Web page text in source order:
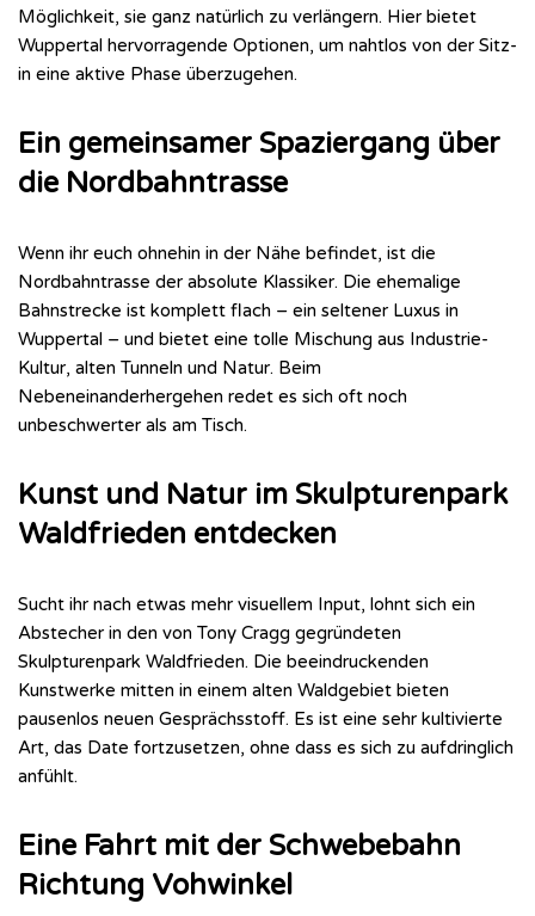
Möglichkeit, sie ganz natürlich zu verlängern. Hier bietet
Wuppertal hervorragende Optionen, um nahtlos von der Sitz-
in eine aktive Phase überzugehen.
Ein gemeinsamer Spaziergang über
die Nordbahntrasse
Wenn ihr euch ohnehin in der Nähe befindet, ist die
Nordbahntrasse der absolute Klassiker. Die ehemalige
Bahnstrecke ist komplett flach – ein seltener Luxus in
Wuppertal – und bietet eine tolle Mischung aus Industrie-
Kultur, alten Tunneln und Natur. Beim
Nebeneinanderhergehen redet es sich oft noch
unbeschwerter als am Tisch.
Kunst und Natur im Skulpturenpark
Waldfrieden entdecken
Sucht ihr nach etwas mehr visuellem Input, lohnt sich ein
Abstecher in den von Tony Cragg gegründeten
Skulpturenpark Waldfrieden. Die beeindruckenden
Kunstwerke mitten in einem alten Waldgebiet bieten
pausenlos neuen Gesprächsstoff. Es ist eine sehr kultivierte
Art, das Date fortzusetzen, ohne dass es sich zu aufdringlich
anfühlt.
Eine Fahrt mit der Schwebebahn
Richtung Vohwinkel